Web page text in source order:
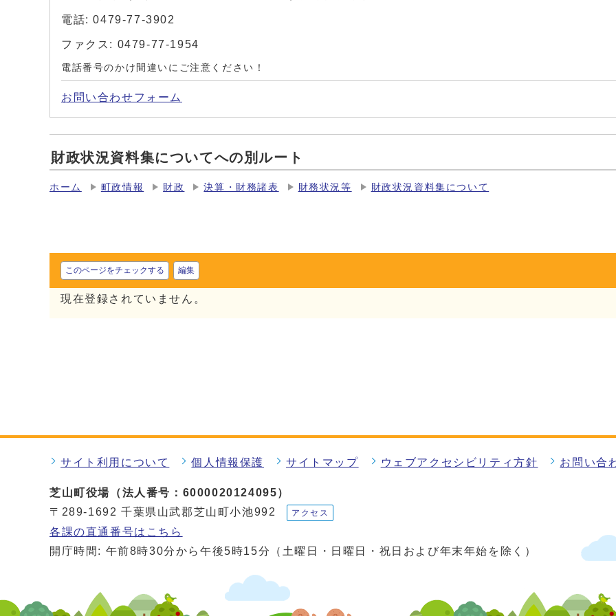
電話: 0479-77-3902
ファクス: 0479-77-1954
電話番号のかけ間違いにご注意ください！
お問い合わせフォーム
財政状況資料集についてへの別ルート
ホーム 町政情報 財政 決算・財務諸表 財務状況等 財政状況資料集について
このページをチェックする 編集
現在登録されていません。
サイト利用について 個人情報保護 サイトマップ ウェブアクセシビリティ方針 お問い合
芝山町役場（法人番号：6000020124095）
〒289-1692 千葉県山武郡芝山町小池992
アクセス
各課の直通番号はこちら
開庁時間: 午前8時30分から午後5時15分（土曜日・日曜日・祝日および年末年始を除く）